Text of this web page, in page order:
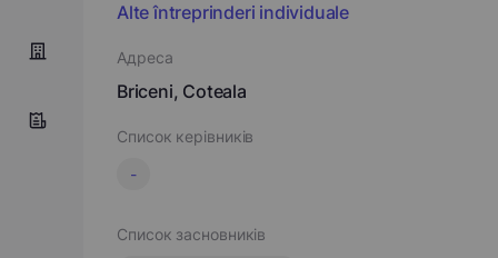
Alte întreprinderi individuale
Адреса
Briceni, Coteala
Список керівників
-
Список засновників